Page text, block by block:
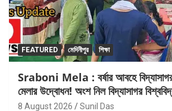
FEATURED মেদিনীপুর শিক্ষা
Sraboni Mela : বর্ষার আবহে বিদ্যাসাগর
মেলার উদ্বোধন! অংশ নিল বিদ্যাসাগর
8 August 2026 Sunil Das